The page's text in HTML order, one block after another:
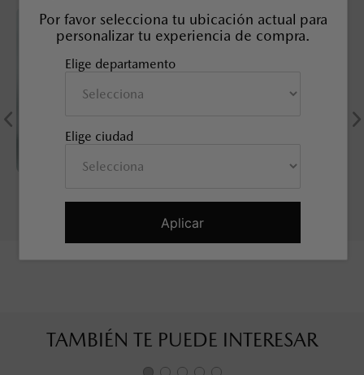
Por favor selecciona tu ubicación actual para
personalizar tu experiencia de compra.
Elige departamento
Elige ciudad
Aplicar
SEGURIDAD, 21 mm
MAZDA CX-50
TAMBIÉN TE PUEDE INTERESAR